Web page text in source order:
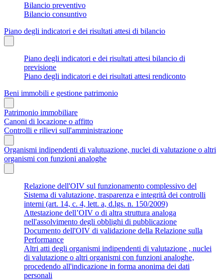
Bilancio preventivo
Bilancio consuntivo
Piano degli indicatori e dei risultati attesi di bilancio
Piano degli indicatori e dei risultati attesi bilancio di
previsione
Piano degli indicatori e dei risultati attesi rendiconto
Beni immobili e gestione patrimonio
Patrimonio immobiliare
Canoni di locazione o affitto
Controlli e rilievi sull'amministrazione
Organismi indipendenti di valutuazione, nuclei di valutazione o altri
organismi con funzioni analoghe
Relazione dell'OIV sul funzionamento complessivo del
Sistema di valutazione, trasparenza e integrità dei controlli
interni (art. 14, c. 4, lett. a, d.lgs. n. 150/2009)
Attestazione dell’OIV o di altra struttura analoga
nell'assolvimento degli obblighi di pubblicazione
Documento dell'OIV di validazione della Relazione sulla
Performance
Altri atti degli organismi indipendenti di valutazione , nuclei
di valutazione o altri organismi con funzioni analoghe,
procedendo all'indicazione in forma anonima dei dati
personali